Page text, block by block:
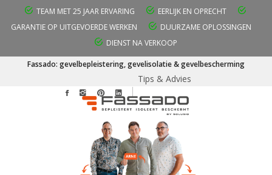
TEAM MET 25 JAAR ERVARING
EERLIJK EN OPRECHT
GARANTIE OP UITGEVOERDE WERKEN
DUURZAME OPLOSSINGEN
DIENST NA VERKOOP
Fassado: gevelbepleistering, gevelisolatie & gevelbescherming
Tips & Advies